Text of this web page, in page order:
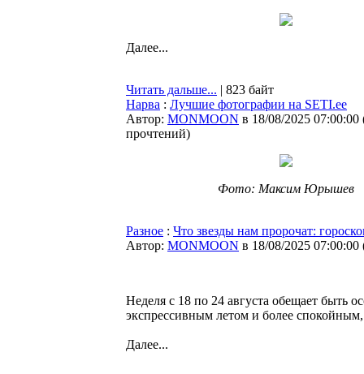
Далее...
Читать дальше... | 823 байт
Нарва : Лучшие фотографии на SETI.ee
Автор: MONMOON в 18/08/2025 07:00:00
прочтений)
Фото: Максим Юрышев
Разное : Что звезды нам пророчат:
Автор: MONMOON в 18/08/2025 07:00:00
Неделя с 18 по 24 августа обещает быть
экспрессивным летом и более
Далее...